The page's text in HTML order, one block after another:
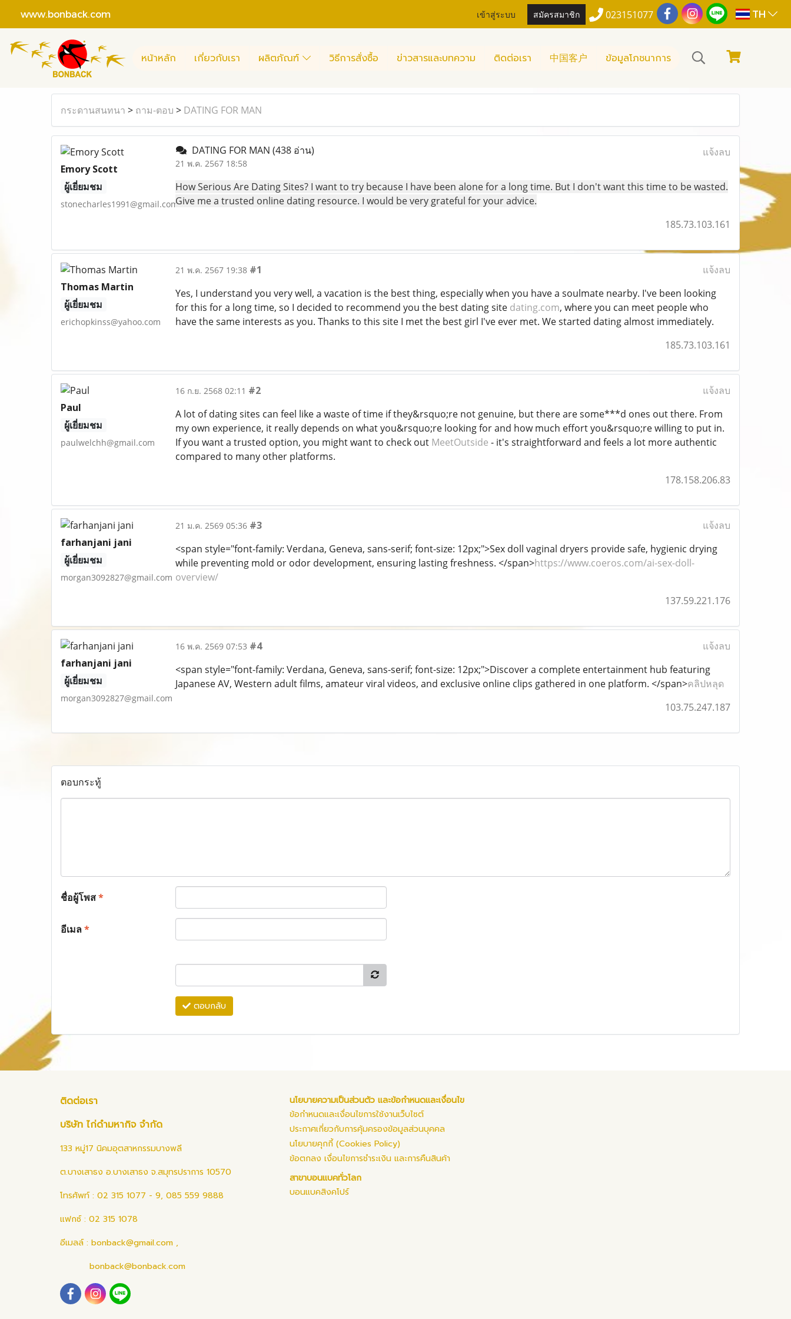
www.bonback.com เข้าสู่ระบบ สมัครสมาชิก 023151077 TH
หน้าหลัก เกี่ยวกับเรา ผลิตภัณฑ์ วิธีการสั่งซื้อ ข่าวสารและบทความ ติดต่อเรา 中国客户 ข้อมูลโภชนาการ
กระดานสนทนา > ถาม-ตอบ > DATING FOR MAN
Emory Scott
ผู้เยี่ยมชม
stonecharles1991@gmail.com
DATING FOR MAN (438 อ่าน)
21 พ.ค. 2567 18:58
แจ้งลบ
How Serious Are Dating Sites? I want to try because I have been alone for a long time. But I don't want this time to be wasted.
Give me a trusted online dating resource. I would be very grateful for your advice.
185.73.103.161
Thomas Martin
ผู้เยี่ยมชม
erichopkinss@yahoo.com
21 พ.ค. 2567 19:38 #1
แจ้งลบ
Yes, I understand you very well, a vacation is the best thing, especially when you have a soulmate nearby. I've been looking
for this for a long time, so I decided to recommend you the best dating site dating.com, where you can meet people who
have the same interests as you. Thanks to this site I met the best girl I've ever met. We started dating almost immediately.
185.73.103.161
Paul
ผู้เยี่ยมชม
paulwelchh@gmail.com
16 ก.ย. 2568 02:11 #2
แจ้งลบ
A lot of dating sites can feel like a waste of time if they&rsquo;re not genuine, but there are some***d ones out there. From
my own experience, it really depends on what you&rsquo;re looking for and how much effort you&rsquo;re willing to put in.
If you want a trusted option, you might want to check out MeetOutside - it's straightforward and feels a lot more authentic
compared to many other platforms.
178.158.206.83
farhanjani jani
ผู้เยี่ยมชม
morgan3092827@gmail.com
21 ม.ค. 2569 05:36 #3
แจ้งลบ
<span style="font-family: Verdana, Geneva, sans-serif; font-size: 12px;">Sex doll vaginal dryers provide safe, hygienic drying
while preventing mold or odor development, ensuring lasting freshness. </span>https://www.coeros.com/ai-sex-doll-
overview/
137.59.221.176
farhanjani jani
ผู้เยี่ยมชม
morgan3092827@gmail.com
16 พ.ค. 2569 07:53 #4
แจ้งลบ
<span style="font-family: Verdana, Geneva, sans-serif; font-size: 12px;">Discover a complete entertainment hub featuring
Japanese AV, Western adult films, amateur viral videos, and exclusive online clips gathered in one platform. </span>คลิปหลุด
103.75.247.187
ตอบกระทู้
ชื่อผู้โพส*
อีเมล*
ตอบกลับ
ติดต่อเรา
บริษัท ไก่ดำมหากิจ จำกัด
133 หมู่17 นิคมอุตสาหกรรมบางพลี
ต.บางเสาธง อ.บางเสาธง จ.สมุทรปราการ 10570
โทรศัพท์ : 02 315 1077 - 9, 085 559 9888
แฟกซ์ : 02 315 1078
อีเมลล์ : bonback@gmail.com ,
bonback@bonback.com
นโยบายความเป็นส่วนตัว และข้อกำหนดและเงื่อนไข
ข้อกำหนดและเงื่อนไขการใช้งานเว็บไซต์
ประกาศเกี่ยวกับการคุ้มครองข้อมูลส่วนบุคคล
นโยบายคุกกี้ (Cookies Policy)
ข้อตกลง เงื่อนไขการชำระเงิน และการคืนสินค้า
สาขาบอนแบคทั่วโลก
บอนแบคสิงคโปร์